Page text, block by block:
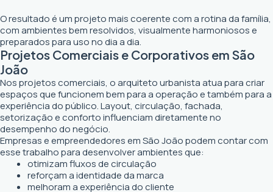
O resultado é um projeto mais coerente com a rotina da família,
com ambientes bem resolvidos, visualmente harmoniosos e
preparados para uso no dia a dia.
Projetos Comerciais e Corporativos em São
João
Nos projetos comerciais, o arquiteto urbanista atua para criar
espaços que funcionem bem para a operação e também para a
experiência do público. Layout, circulação, fachada,
setorização e conforto influenciam diretamente no
desempenho do negócio.
Empresas e empreendedores em São João podem contar com
esse trabalho para desenvolver ambientes que:
otimizam fluxos de circulação
reforçam a identidade da marca
melhoram a experiência do cliente